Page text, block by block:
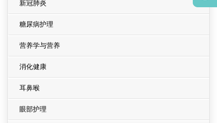
新冠肺炎
糖尿病护理
营养学与营养
消化健康
耳鼻喉
眼部护理